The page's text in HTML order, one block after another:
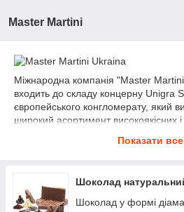
Master Martini
Міжнародна компанія "Master
входить до складу концерну Unigrа
європейського конгломерату, який
широкий асортимент високоякісних і
оптимальної вартості продукції до її
максимальний контроль всіх без
придбання сировини до
Показати все
Шоколад
Шоколад у формі